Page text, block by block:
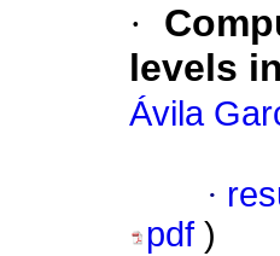
·
levels
Ávila
·
pdf )